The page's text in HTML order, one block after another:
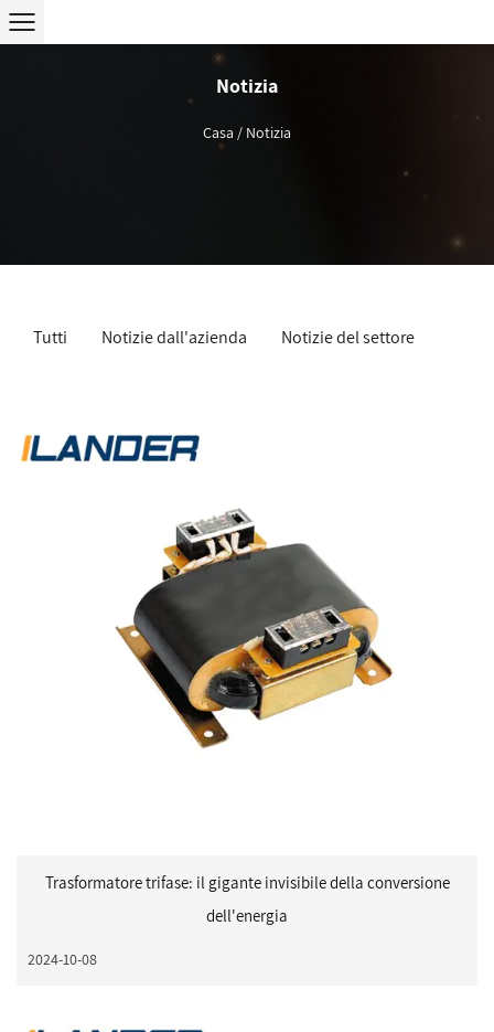
Notizia
Casa / Notizia
Tutti Notizie dall'azienda Notizie del settore
Trasformatore trifase: il gigante invisibile della conversione
dell'energia
2024-10-08